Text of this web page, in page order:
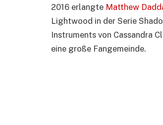
2016 erlangte Matthew
Lightwood in der Serie
Instruments von Cassandra
eine große Fangemeinde.